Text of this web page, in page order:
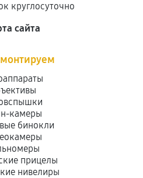
круглосуточно
сайта
камеры
бинокли
прицелы
нивелиры